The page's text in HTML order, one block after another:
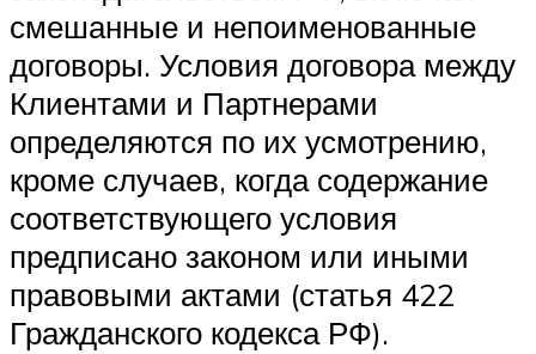
смешанные и непоименованные
договоры. Условия договора между
Клиентами и Партнерами
определяются по их усмотрению,
кроме случаев, когда содержание
соответствующего условия
предписано законом или иными
правовыми актами (статья 422
Гражданского кодекса РФ).